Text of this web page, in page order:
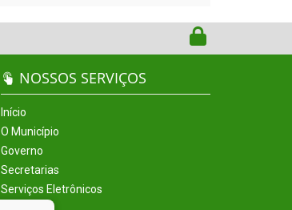
NOSSOS SERVIÇOS
Início
O Município
Governo
Secretarias
Serviços Eletrônicos